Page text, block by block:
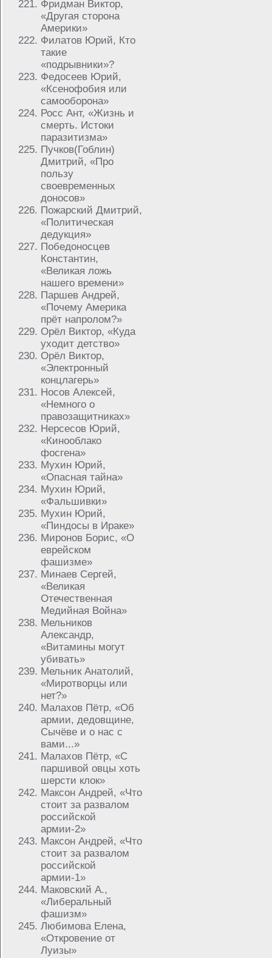
Фридман Виктор,
«Другая сторона
Америки»
Филатов Юрий, Кто
такие
«подрывники»?
Федосеев Юрий,
«Ксенофобия или
самооборона»
Росс Ант, «Жизнь и
смерть. Истоки
паразитизма»
Пучков(Гоблин)
Дмитрий, «Про
пользу
своевременных
доносов»
Пожарский Дмитрий,
«Политическая
дедукция»
Победоносцев
Константин,
«Великая ложь
нашего времени»
Паршев Андрей,
«Почему Америка
прёт напролом?»
Орёл Виктор, «Куда
уходит детство»
Орёл Виктор,
«Электронный
концлагерь»
Носов Алексей,
«Немного о
правозащитниках»
Нерсесов Юрий,
«Кинооблако
фосгена»
Мухин Юрий,
«Опасная тайна»
Мухин Юрий,
«Фальшивки»
Мухин Юрий,
«Пиндосы в Ираке»
Миронов Борис, «О
еврейском
фашизме»
Минаев Сергей,
«Великая
Отечественная
Медийная Война»
Мельников
Александр,
«Витамины могут
убивать»
Мельник Анатолий,
«Миротворцы или
нет?»
Малахов Пётр, «Об
армии, дедовщине,
Сычёве и о нас с
вами...»
Малахов Пётр, «C
паршивой овцы хоть
шерсти клок»
Максон Андрей, «Что
стоит за развалом
российской
армии-2»
Максон Андрей, «Что
стоит за развалом
российской
армии-1»
Маковский А.,
«Либеральный
фашизм»
Любимова Елена,
«Откровение от
Луизы»